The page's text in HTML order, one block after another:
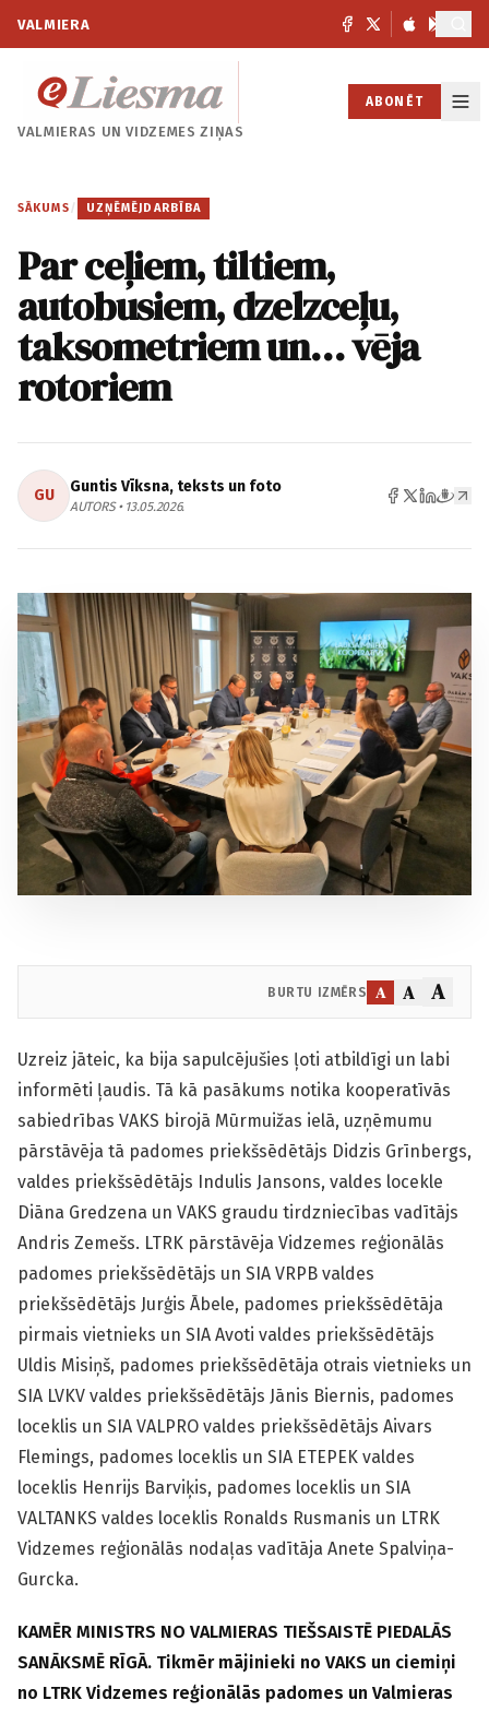
VALMIERA
VALMIERAS UNVIDZEMES ZIŅAS
ABONĒT
SĀKUMS / UZŅĒMĒJDARBĪBA
Par ceļiem, tiltiem,
autobusiem, dzelzceļu,
taksometriem un… vēja
rotoriem
GU Guntis Vīksna, teksts un foto
AUTORS • 13.05.2026.
BURTU IZMĒRS A A A
Uzreiz jāteic, ka bija sapulcējušies ļoti atbildīgi un labi
informēti ļaudis. Tā kā pasākums notika kooperatīvās
sabiedrības VAKS birojā Mūrmuižas ielā, uzņēmumu
pārstāvēja tā padomes priekšsēdētājs Didzis Grīnbergs,
valdes priekšsēdētājs Indulis Jansons, valdes locekle
Diāna Gredzena un VAKS graudu tirdzniecības vadītājs
Andris Zemešs. LTRK pārstāvēja Vidzemes reģionālās
padomes priekšsēdētājs un SIA VRPB valdes
priekšsēdētājs Jurģis Ābele, padomes priekšsēdētāja
pirmais vietnieks un SIA Avoti valdes priekšsēdētājs
Uldis Misiņš, padomes priekšsēdētāja otrais vietnieks un
SIA LVKV valdes priekšsēdētājs Jānis Biernis, padomes
loceklis un SIA VALPRO valdes priekšsēdētājs Aivars
Flemings, padomes loceklis un SIA ETEPEK valdes
loceklis Henrijs Barviķis, padomes loceklis un SIA
VALTANKS valdes loceklis Ronalds Rusmanis un LTRK
Vidzemes reģionālās nodaļas vadītāja Anete Spalviņa-
Gurcka.
KAMĒR MINISTRS NO VALMIERAS TIEŠSAISTĒ PIEDALĀS
SANĀKSMĒ RĪGĀ. Tikmēr mājinieki no VAKS un ciemiņi
no LTRK Vidzemes reģionālās padomes un Valmieras